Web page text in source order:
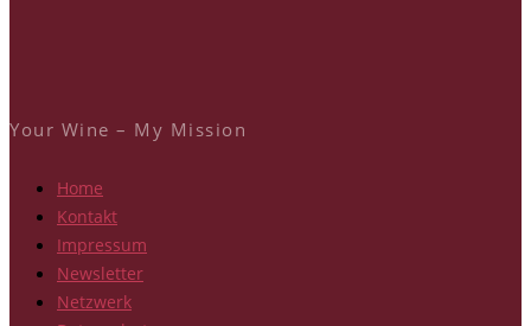
Your Wine – My Mission
Home
Kontakt
Impressum
Newsletter
Netzwerk